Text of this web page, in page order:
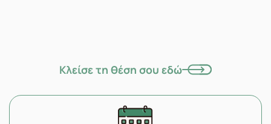
Κλείσε τη θέση σου εδώ